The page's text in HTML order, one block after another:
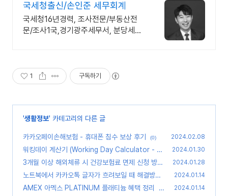
국세청출신/손인준 세무회계
국세청16년경력, 조사전문/부동산전
문/조사1국,경기광주세무서, 분당세무
1 구독하기
'생활정보' 카테고리의 다른 글
카카오페이손해보험 - 휴대폰 침수 보상 후기 (0) 2024.02.08
워킹데이 계산기 (Working Day Calculator - B
usiness Days Between Two Dates)
(0)
2024.01.30
3개월 이상 해외체류 시 건강보험료 면제 신청 방법
(0)
2024.01.28
노트북에서 카카오톡 글자가 흐려보일 때 해결방법
(0)
2024.01.14
AMEX 아멕스 PLATINUM 플래티늄 혜택 정리 2024.01.14